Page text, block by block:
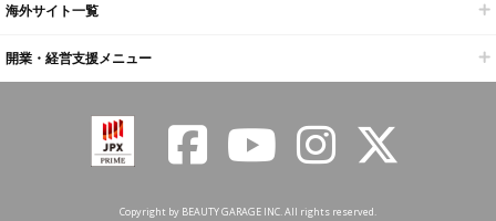
海外サイト一覧
開業・経営支援メニュー
Copyright by BEAUTY GARAGE INC. All rights reserved.